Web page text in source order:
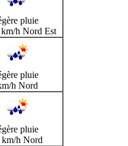
pluie
h Nord Est
pluie
h Nord
pluie
km/h Nord